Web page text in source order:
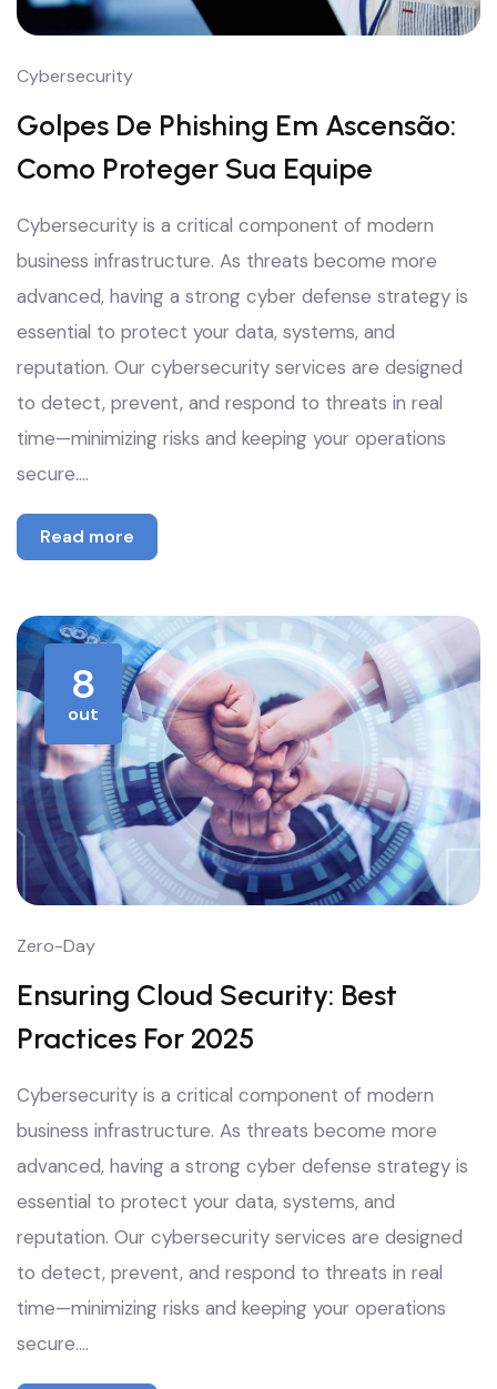
Cybersecurity
Golpes De Phishing Em Ascensão:
Como Proteger Sua Equipe
Cybersecurity is a critical component of modern
business infrastructure. As threats become more
advanced, having a strong cyber defense strategy is
essential to protect your data, systems, and
reputation. Our cybersecurity services are designed
to detect, prevent, and respond to threats in real
time—minimizing risks and keeping your operations
secure.…
Read more
8
out
Zero-Day
Ensuring Cloud Security: Best
Practices For 2025
Cybersecurity is a critical component of modern
business infrastructure. As threats become more
advanced, having a strong cyber defense strategy is
essential to protect your data, systems, and
reputation. Our cybersecurity services are designed
to detect, prevent, and respond to threats in real
time—minimizing risks and keeping your operations
secure.…